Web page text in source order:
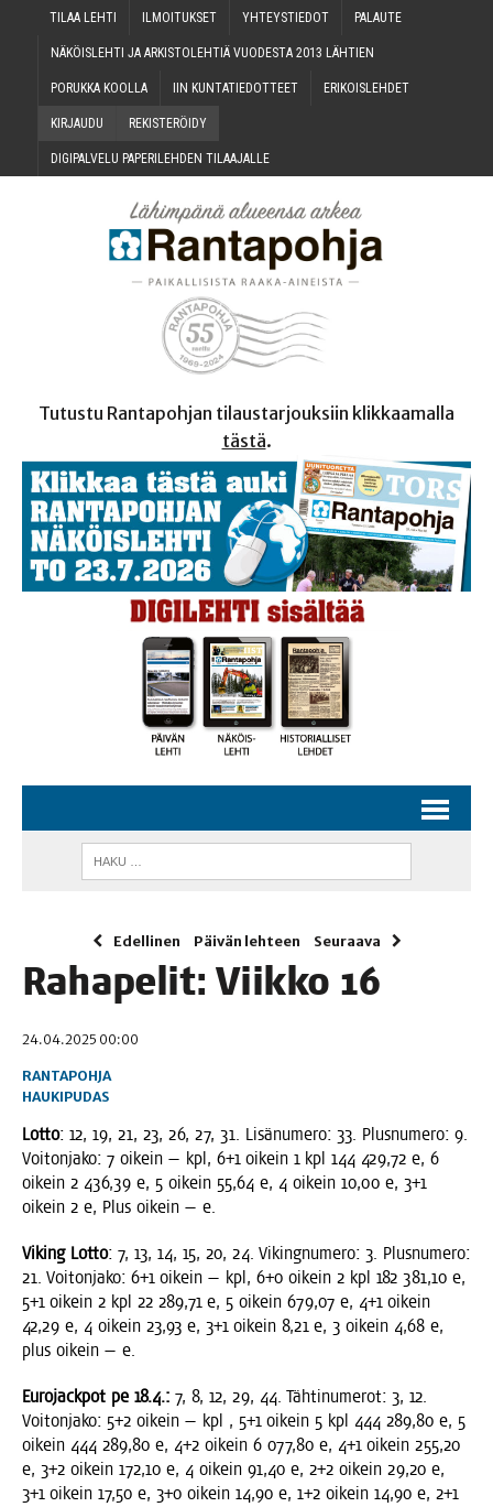
TILAA LEH­TI ILMOI­TUK­SET YHTEYS­TIE­DOT PALAU­TE
NÄKÖIS­LEH­TI JA ARKIS­TO­LEH­TIÄ VUO­DES­TA 2013 LÄHTIEN
PORUK­KA KOOLLA IIN KUN­TA­TIE­DOT­TEET ERI­KOIS­LEH­DET
KIR­JAU­DU REKIS­TE­RÖI­DY
DIGI­PAL­VE­LU PAPE­RI­LEH­DEN TILAAJALLE
Tutustu Rantapohjan tilaustarjouksiin klikkaamalla
tästä.
Edellinen Päivän lehteen Seuraava
Raha­pe­lit: Viik­ko 16
24.04.2025 00:00
RANTAPOHJA
HAUKIPUDAS
Lot­to: 12, 19, 21, 23, 26, 27, 31. Lisä­nu­me­ro: 33. Plus­nu­me­ro: 9.
Voi­ton­ja­ko: 7 oikein — kpl, 6+1 oikein 1 kpl 144 429,72 e, 6
oikein 2 436,39 e, 5 oikein 55,64 e, 4 oikein 10,00 e, 3+1
oikein 2 e, Plus oikein — e.
Viking Lot­to: 7, 13, 14, 15, 20, 24. Viking­nu­me­ro: 3. Plus­nu­me­ro:
21. Voi­ton­ja­ko: 6+1 oikein — kpl, 6+0 oikein 2 kpl 182 381,10 e,
5+1 oikein 2 kpl 22 289,71 e, 5 oikein 679,07 e, 4+1 oikein
42,29 e, 4 oikein 23,93 e, 3+1 oikein 8,21 e, 3 oikein 4,68 e,
plus oikein — e.
Euro­jack­pot pe 18.4.: 7, 8, 12, 29, 44. Täh­ti­nu­me­rot: 3, 12.
Voi­ton­ja­ko: 5+2 oikein — kpl , 5+1 oikein 5 kpl 444 289,80 e, 5
oikein 444 289,80 e, 4+2 oikein 6 077,80 e, 4+1 oikein 255,20
e, 3+2 oikein 172,10 e, 4 oikein 91,40 e, 2+2 oikein 29,20 e,
3+1 oikein 17,50 e, 3+0 oikein 14,90 e, 1+2 oikein 14,90 e, 2+1